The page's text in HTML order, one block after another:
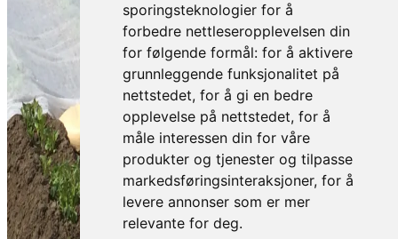
sporingsteknologier for å
forbedre nettleseropplevelsen din
for følgende formål: for å aktivere
grunnleggende funksjonalitet på
nettstedet, for å gi en bedre
opplevelse på nettstedet, for å
måle interessen din for våre
produkter og tjenester og tilpasse
markedsføringsinteraksjoner, for å
levere annonser som er mer
relevante for deg.